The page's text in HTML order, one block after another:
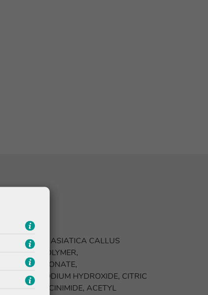
CENTELLA ASIATICA CALLUS
VP COPOLYMER,
GLUCONATE,
SODIUM HYDROXIDE, CITRIC
ACETYL